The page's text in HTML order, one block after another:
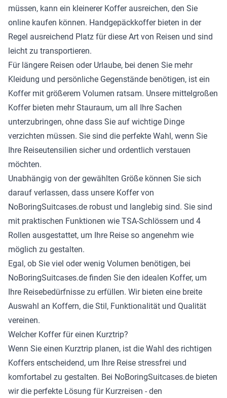
müssen, kann ein kleinerer Koffer ausreichen, den Sie
online kaufen können. Handgepäckkoffer bieten in der
Regel ausreichend Platz für diese Art von Reisen und sind
leicht zu transportieren.
Für längere Reisen oder Urlaube, bei denen Sie mehr
Kleidung und persönliche Gegenstände benötigen, ist ein
Koffer mit größerem Volumen ratsam. Unsere mittelgroßen
Koffer bieten mehr Stauraum, um all Ihre Sachen
unterzubringen, ohne dass Sie auf wichtige Dinge
verzichten müssen. Sie sind die perfekte Wahl, wenn Sie
Ihre Reiseutensilien sicher und ordentlich verstauen
möchten.
Unabhängig von der gewählten Größe können Sie sich
darauf verlassen, dass unsere Koffer von
NoBoringSuitcases.de robust und langlebig sind. Sie sind
mit praktischen Funktionen wie TSA-Schlössern und 4
Rollen ausgestattet, um Ihre Reise so angenehm wie
möglich zu gestalten.
Egal, ob Sie viel oder wenig Volumen benötigen, bei
NoBoringSuitcases.de finden Sie den idealen Koffer, um
Ihre Reisebedürfnisse zu erfüllen. Wir bieten eine breite
Auswahl an Koffern, die Stil, Funktionalität und Qualität
vereinen.
Welcher Koffer für einen Kurztrip?
Wenn Sie einen Kurztrip planen, ist die Wahl des richtigen
Koffers entscheidend, um Ihre Reise stressfrei und
komfortabel zu gestalten. Bei NoBoringSuitcases.de bieten
wir die perfekte Lösung für Kurzreisen - den